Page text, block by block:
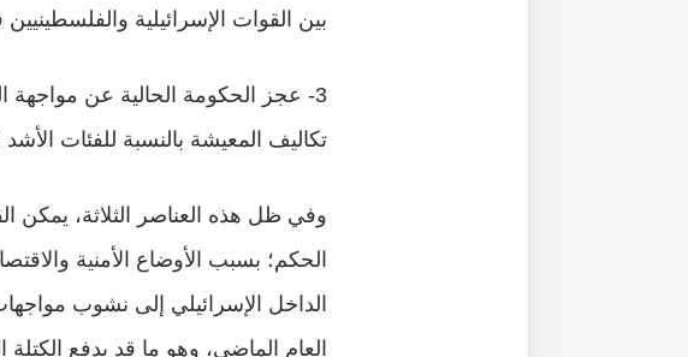
بين القوات الإسرائيلية
3- عجز الحكومة الحالية عن مواجهة
تكاليف المعيشة بالنسبة للفئات
وفي ظل هذه العناصر الثلاثة، يمكن
الحكم؛ بسبب الأوضاع الأمنية
الداخل الإسرائيلي إلى نشوب
العام الماضي، وهو ما قد يدفع